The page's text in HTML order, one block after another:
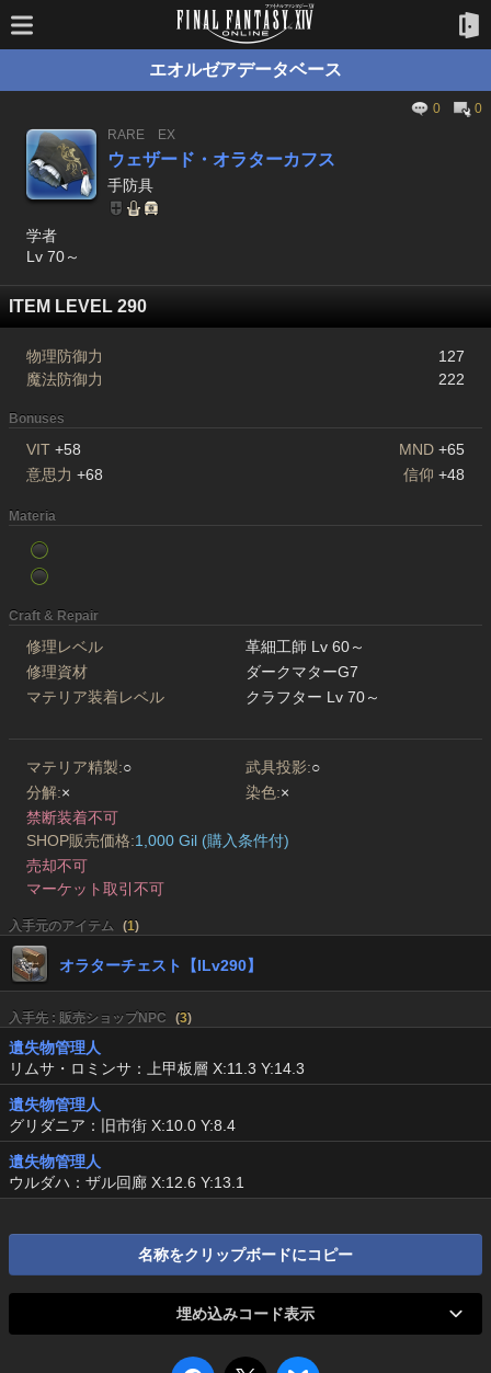
エオルゼアデータベース
0
0
RARE
EX
ウェザード・オラターカフス
手防具
学者
Lv 70～
ITEM LEVEL 290
物理防御力
127
魔法防御力
222
Bonuses
VIT +58 MND +65
意思力 +68 信仰 +48
Materia
Craft & Repair
修理レベル
革細工師 Lv 60～
修理資材
ダークマターG7
マテリア装着レベル
クラフター Lv 70～
マテリア精製:○ 武具投影:○
分解:× 染色:×
禁断装着不可
SHOP販売価格:1,000 Gil (購入条件付)
売却不可
マーケット取引不可
入手元のアイテム (1)
オラターチェスト【ILv290】
入手先 : 販売ショップNPC (3)
遺失物管理人
リムサ・ロミンサ：上甲板層 X:11.3 Y:14.3
遺失物管理人
グリダニア：旧市街 X:10.0 Y:8.4
遺失物管理人
ウルダハ：ザル回廊 X:12.6 Y:13.1
名称をクリップボードにコピー
埋め込みコード表示